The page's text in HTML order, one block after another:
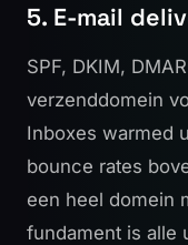
5. E-mail
SPF, DKIM,
verzenddomein
Inboxes warmed
bounce rates
een heel domein
fundament is alle